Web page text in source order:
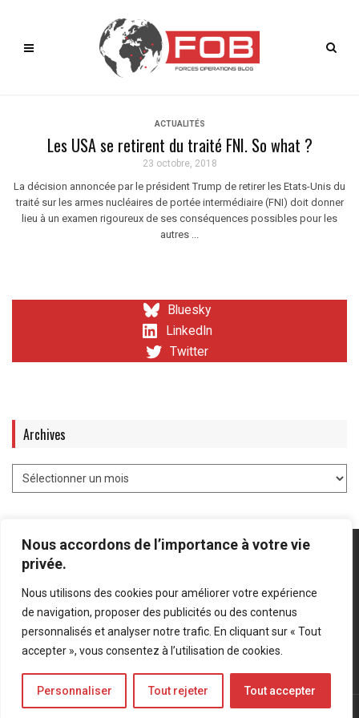
Nous accordons de l’importance à votre vie
privée.
Nous utilisons des cookies pour améliorer votre expérience
de navigation, proposer des publicités ou des contenus
personnalisés et analyser notre trafic. En cliquant sur « Tout
accepter », vous consentez à l’utilisation de cookies.
Personnaliser Tout rejeter Tout accepter
ACTUALITÉS
Les USA se retirent du traité FNI. So what ?
23 octobre, 2018
La décision annoncée par le président Trump de retirer les Etats-Unis du
traité sur les armes nucléaires de portée intermédiaire (FNI) doit donner
lieu à un examen rigoureux de ses conséquences possibles pour les
autres ...
Bluesky
LinkedIn
Twitter
Archives
Mentions légales Politique de confidentialité
Bluesky
LinkedIn
Twitter
© Forces Operations Blog - 2022